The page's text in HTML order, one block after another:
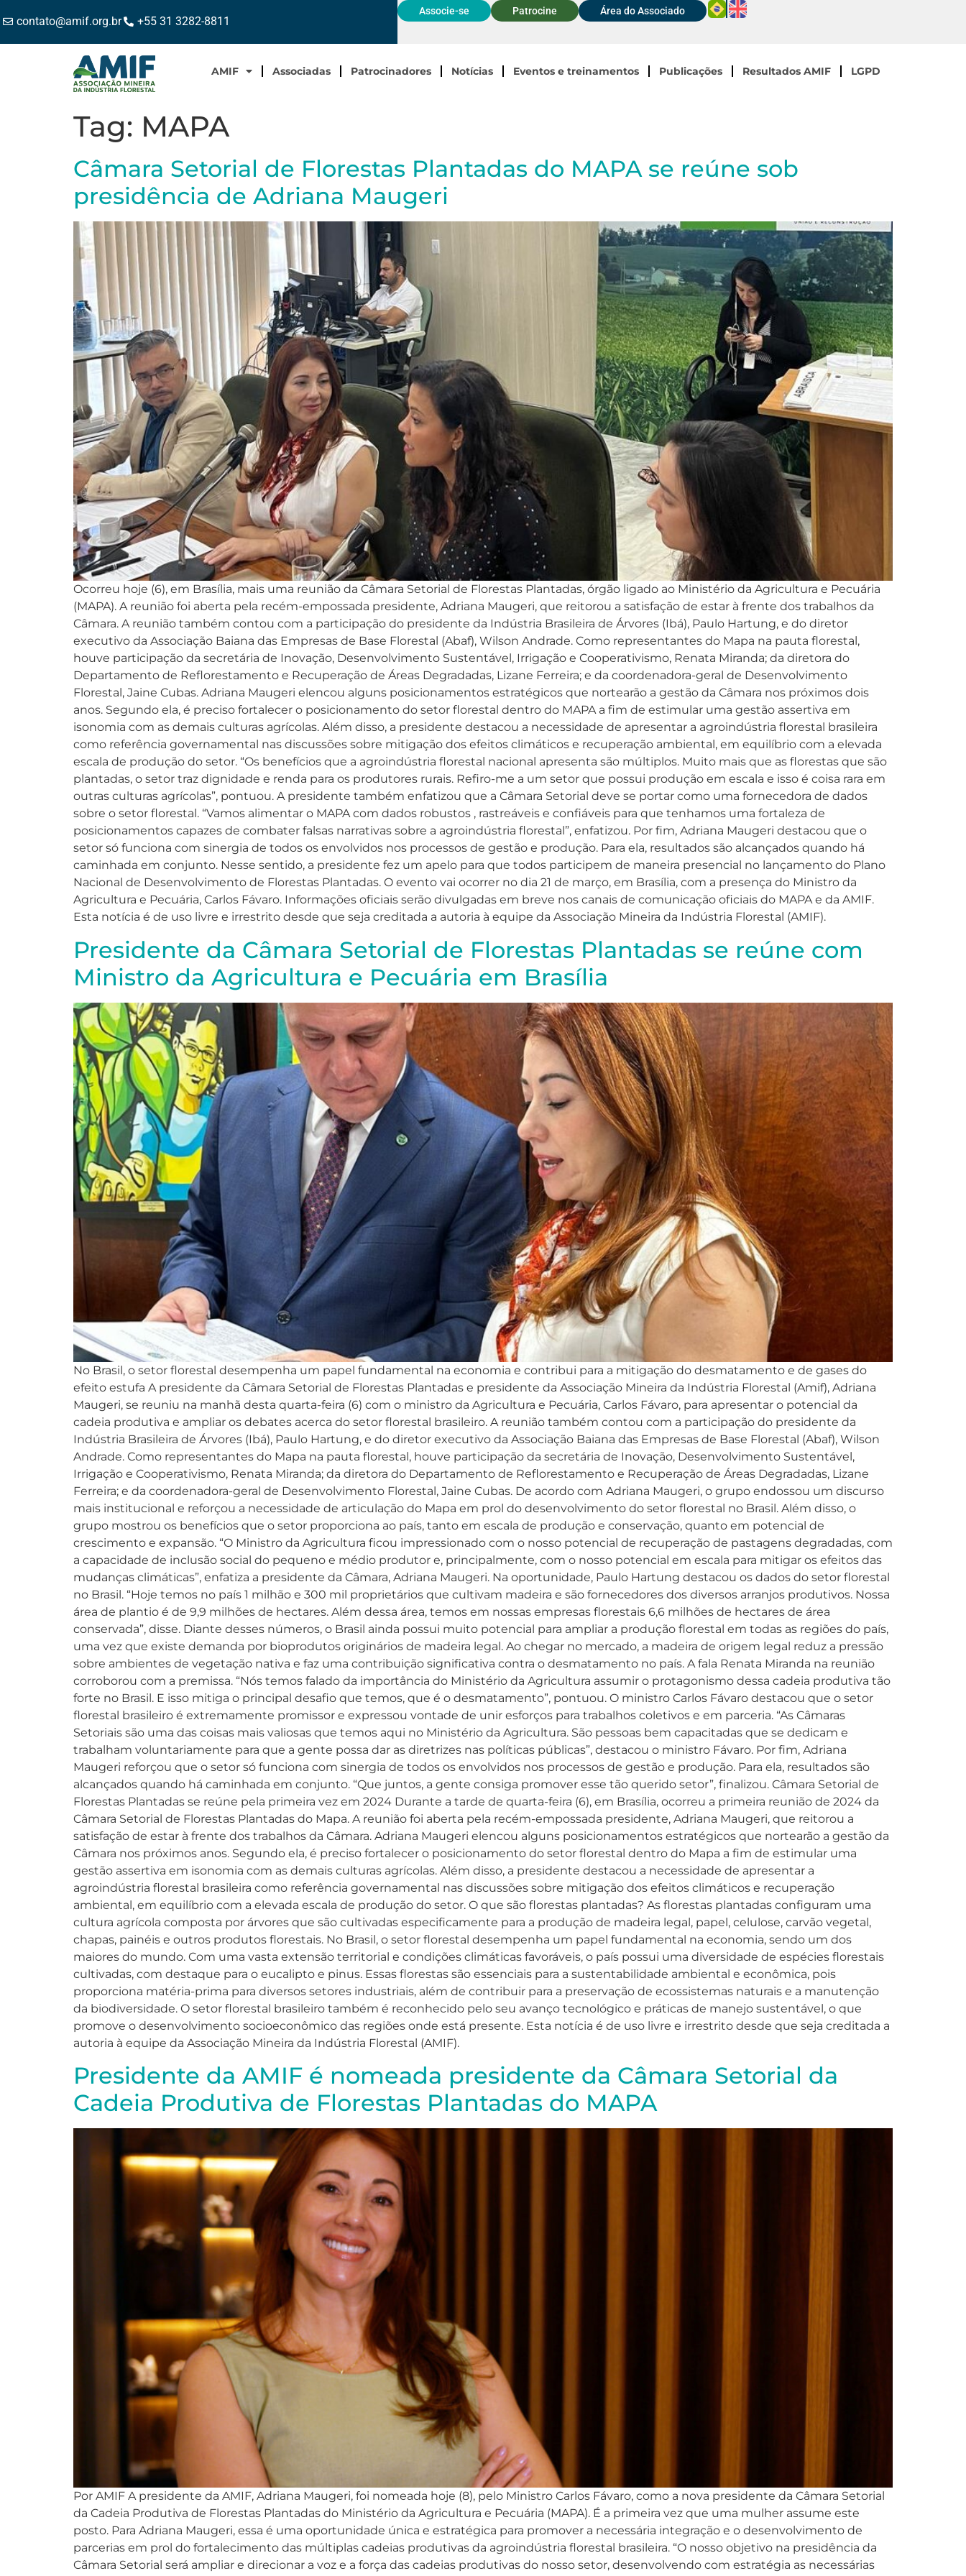
contato@amif.org.br +55 31 3282-8811
Associe-se Patrocine Área do Associado
AMIF Associadas Patrocinadores Notícias Eventos e treinamentos Publicações Resultados AMIF LGPD
Tag: MAPA
Câmara Setorial de Florestas Plantadas do MAPA se reúne sob
presidência de Adriana Maugeri
Ocorreu hoje (6), em Brasília, mais uma reunião da Câmara Setorial de Florestas Plantadas, órgão ligado ao Ministério da Agricultura e Pecuária
(MAPA). A reunião foi aberta pela recém-empossada presidente, Adriana Maugeri, que reitorou a satisfação de estar à frente dos trabalhos da
Câmara. A reunião também contou com a participação do presidente da Indústria Brasileira de Árvores (Ibá), Paulo Hartung, e do diretor
executivo da Associação Baiana das Empresas de Base Florestal (Abaf), Wilson Andrade. Como representantes do Mapa na pauta florestal,
houve participação da secretária de Inovação, Desenvolvimento Sustentável, Irrigação e Cooperativismo, Renata Miranda; da diretora do
Departamento de Reflorestamento e Recuperação de Áreas Degradadas, Lizane Ferreira; e da coordenadora-geral de Desenvolvimento
Florestal, Jaine Cubas. Adriana Maugeri elencou alguns posicionamentos estratégicos que nortearão a gestão da Câmara nos próximos dois
anos. Segundo ela, é preciso fortalecer o posicionamento do setor florestal dentro do MAPA a fim de estimular uma gestão assertiva em
isonomia com as demais culturas agrícolas. Além disso, a presidente destacou a necessidade de apresentar a agroindústria florestal brasileira
como referência governamental nas discussões sobre mitigação dos efeitos climáticos e recuperação ambiental, em equilíbrio com a elevada
escala de produção do setor. “Os benefícios que a agroindústria florestal nacional apresenta são múltiplos. Muito mais que as florestas que são
plantadas, o setor traz dignidade e renda para os produtores rurais. Refiro-me a um setor que possui produção em escala e isso é coisa rara em
outras culturas agrícolas”, pontuou. A presidente também enfatizou que a Câmara Setorial deve se portar como uma fornecedora de dados
sobre o setor florestal. “Vamos alimentar o MAPA com dados robustos , rastreáveis e confiáveis para que tenhamos uma fortaleza de
posicionamentos capazes de combater falsas narrativas sobre a agroindústria florestal”, enfatizou. Por fim, Adriana Maugeri destacou que o
setor só funciona com sinergia de todos os envolvidos nos processos de gestão e produção. Para ela, resultados são alcançados quando há
caminhada em conjunto. Nesse sentido, a presidente fez um apelo para que todos participem de maneira presencial no lançamento do Plano
Nacional de Desenvolvimento de Florestas Plantadas. O evento vai ocorrer no dia 21 de março, em Brasília, com a presença do Ministro da
Agricultura e Pecuária, Carlos Fávaro. Informações oficiais serão divulgadas em breve nos canais de comunicação oficiais do MAPA e da AMIF.
Esta notícia é de uso livre e irrestrito desde que seja creditada a autoria à equipe da Associação Mineira da Indústria Florestal (AMIF).
Presidente da Câmara Setorial de Florestas Plantadas se reúne com
Ministro da Agricultura e Pecuária em Brasília
No Brasil, o setor florestal desempenha um papel fundamental na economia e contribui para a mitigação do desmatamento e de gases do
efeito estufa A presidente da Câmara Setorial de Florestas Plantadas e presidente da Associação Mineira da Indústria Florestal (Amif), Adriana
Maugeri, se reuniu na manhã desta quarta-feira (6) com o ministro da Agricultura e Pecuária, Carlos Fávaro, para apresentar o potencial da
cadeia produtiva e ampliar os debates acerca do setor florestal brasileiro. A reunião também contou com a participação do presidente da
Indústria Brasileira de Árvores (Ibá), Paulo Hartung, e do diretor executivo da Associação Baiana das Empresas de Base Florestal (Abaf), Wilson
Andrade. Como representantes do Mapa na pauta florestal, houve participação da secretária de Inovação, Desenvolvimento Sustentável,
Irrigação e Cooperativismo, Renata Miranda; da diretora do Departamento de Reflorestamento e Recuperação de Áreas Degradadas, Lizane
Ferreira; e da coordenadora-geral de Desenvolvimento Florestal, Jaine Cubas. De acordo com Adriana Maugeri, o grupo endossou um discurso
mais institucional e reforçou a necessidade de articulação do Mapa em prol do desenvolvimento do setor florestal no Brasil. Além disso, o
grupo mostrou os benefícios que o setor proporciona ao país, tanto em escala de produção e conservação, quanto em potencial de
crescimento e expansão. “O Ministro da Agricultura ficou impressionado com o nosso potencial de recuperação de pastagens degradadas, com
a capacidade de inclusão social do pequeno e médio produtor e, principalmente, com o nosso potencial em escala para mitigar os efeitos das
mudanças climáticas”, enfatiza a presidente da Câmara, Adriana Maugeri. Na oportunidade, Paulo Hartung destacou os dados do setor florestal
no Brasil. “Hoje temos no país 1 milhão e 300 mil proprietários que cultivam madeira e são fornecedores dos diversos arranjos produtivos. Nossa
área de plantio é de 9,9 milhões de hectares. Além dessa área, temos em nossas empresas florestais 6,6 milhões de hectares de área
conservada”, disse. Diante desses números, o Brasil ainda possui muito potencial para ampliar a produção florestal em todas as regiões do país,
uma vez que existe demanda por bioprodutos originários de madeira legal. Ao chegar no mercado, a madeira de origem legal reduz a pressão
sobre ambientes de vegetação nativa e faz uma contribuição significativa contra o desmatamento no país. A fala Renata Miranda na reunião
corroborou com a premissa. “Nós temos falado da importância do Ministério da Agricultura assumir o protagonismo dessa cadeia produtiva tão
forte no Brasil. E isso mitiga o principal desafio que temos, que é o desmatamento”, pontuou. O ministro Carlos Fávaro destacou que o setor
florestal brasileiro é extremamente promissor e expressou vontade de unir esforços para trabalhos coletivos e em parceria. “As Câmaras
Setoriais são uma das coisas mais valiosas que temos aqui no Ministério da Agricultura. São pessoas bem capacitadas que se dedicam e
trabalham voluntariamente para que a gente possa dar as diretrizes nas políticas públicas”, destacou o ministro Fávaro. Por fim, Adriana
Maugeri reforçou que o setor só funciona com sinergia de todos os envolvidos nos processos de gestão e produção. Para ela, resultados são
alcançados quando há caminhada em conjunto. “Que juntos, a gente consiga promover esse tão querido setor”, finalizou. Câmara Setorial de
Florestas Plantadas se reúne pela primeira vez em 2024 Durante a tarde de quarta-feira (6), em Brasília, ocorreu a primeira reunião de 2024 da
Câmara Setorial de Florestas Plantadas do Mapa. A reunião foi aberta pela recém-empossada presidente, Adriana Maugeri, que reitorou a
satisfação de estar à frente dos trabalhos da Câmara. Adriana Maugeri elencou alguns posicionamentos estratégicos que nortearão a gestão da
Câmara nos próximos anos. Segundo ela, é preciso fortalecer o posicionamento do setor florestal dentro do Mapa a fim de estimular uma
gestão assertiva em isonomia com as demais culturas agrícolas. Além disso, a presidente destacou a necessidade de apresentar a
agroindústria florestal brasileira como referência governamental nas discussões sobre mitigação dos efeitos climáticos e recuperação
ambiental, em equilíbrio com a elevada escala de produção do setor. O que são florestas plantadas? As florestas plantadas configuram uma
cultura agrícola composta por árvores que são cultivadas especificamente para a produção de madeira legal, papel, celulose, carvão vegetal,
chapas, painéis e outros produtos florestais. No Brasil, o setor florestal desempenha um papel fundamental na economia, sendo um dos
maiores do mundo. Com uma vasta extensão territorial e condições climáticas favoráveis, o país possui uma diversidade de espécies florestais
cultivadas, com destaque para o eucalipto e pinus. Essas florestas são essenciais para a sustentabilidade ambiental e econômica, pois
proporciona matéria-prima para diversos setores industriais, além de contribuir para a preservação de ecossistemas naturais e a manutenção
da biodiversidade. O setor florestal brasileiro também é reconhecido pelo seu avanço tecnológico e práticas de manejo sustentável, o que
promove o desenvolvimento socioeconômico das regiões onde está presente. Esta notícia é de uso livre e irrestrito desde que seja creditada a
autoria à equipe da Associação Mineira da Indústria Florestal (AMIF).
Presidente da AMIF é nomeada presidente da Câmara Setorial da
Cadeia Produtiva de Florestas Plantadas do MAPA
Por AMIF A presidente da AMIF, Adriana Maugeri, foi nomeada hoje (8), pelo Ministro Carlos Fávaro, como a nova presidente da Câmara Setorial
da Cadeia Produtiva de Florestas Plantadas do Ministério da Agricultura e Pecuária (MAPA). É a primeira vez que uma mulher assume este
posto. Para Adriana Maugeri, essa é uma oportunidade única e estratégica para promover a necessária integração e o desenvolvimento de
parcerias em prol do fortalecimento das múltiplas cadeias produtivas da agroindústria florestal brasileira. “O nosso objetivo na presidência da
Câmara Setorial será ampliar e direcionar a voz e a força das cadeias produtivas do nosso setor, desenvolvendo com estratégia as necessárias